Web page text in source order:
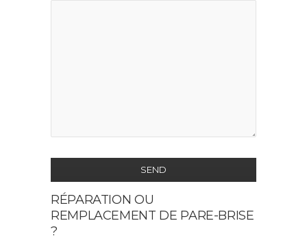
SEND
This
field
should
RÉPARATION OU
REMPLACEMENT DE PARE-BRISE
?